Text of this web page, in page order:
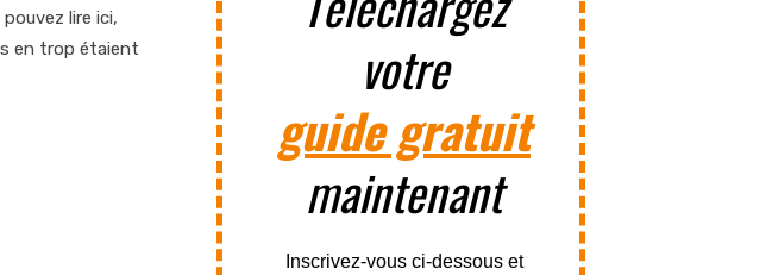
lire ici,
en trop étaient